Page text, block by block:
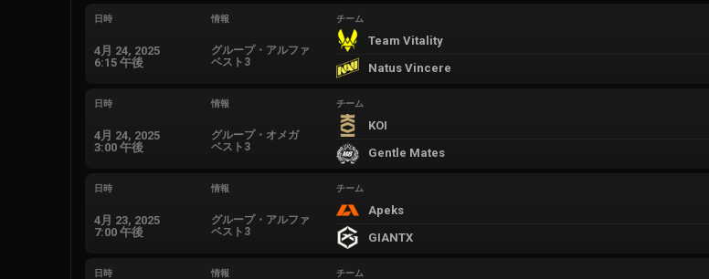
日時
4月 24, 2025
6:15 午後
情報
グループ・アルファ
ベスト3
チーム
Team Vitality
Natus Vincere
日時
4月 24, 2025
3:00 午後
情報
グループ・オメガ
ベスト3
チーム
KOI
Gentle Mates
日時
4月 23, 2025
7:00 午後
情報
グループ・アルファ
ベスト3
チーム
Apeks
GIANTX
日時 情報 チーム